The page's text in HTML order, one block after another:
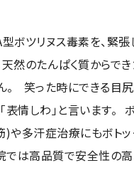
ボツリヌス毒素を、緊
然のたんぱく質からで
笑った時にできる目
情しわ」と言います。
や多汗症治療にもボト
は高品質で安全性の